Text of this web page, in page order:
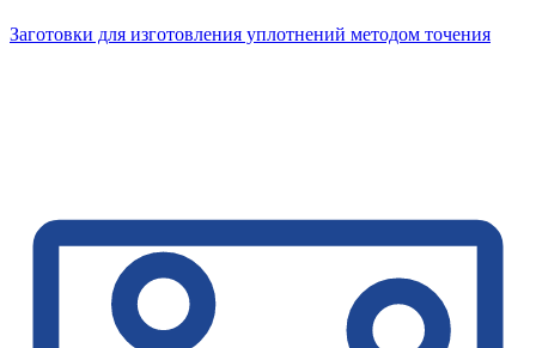
Заготовки для изготовления уплотнений методом точения